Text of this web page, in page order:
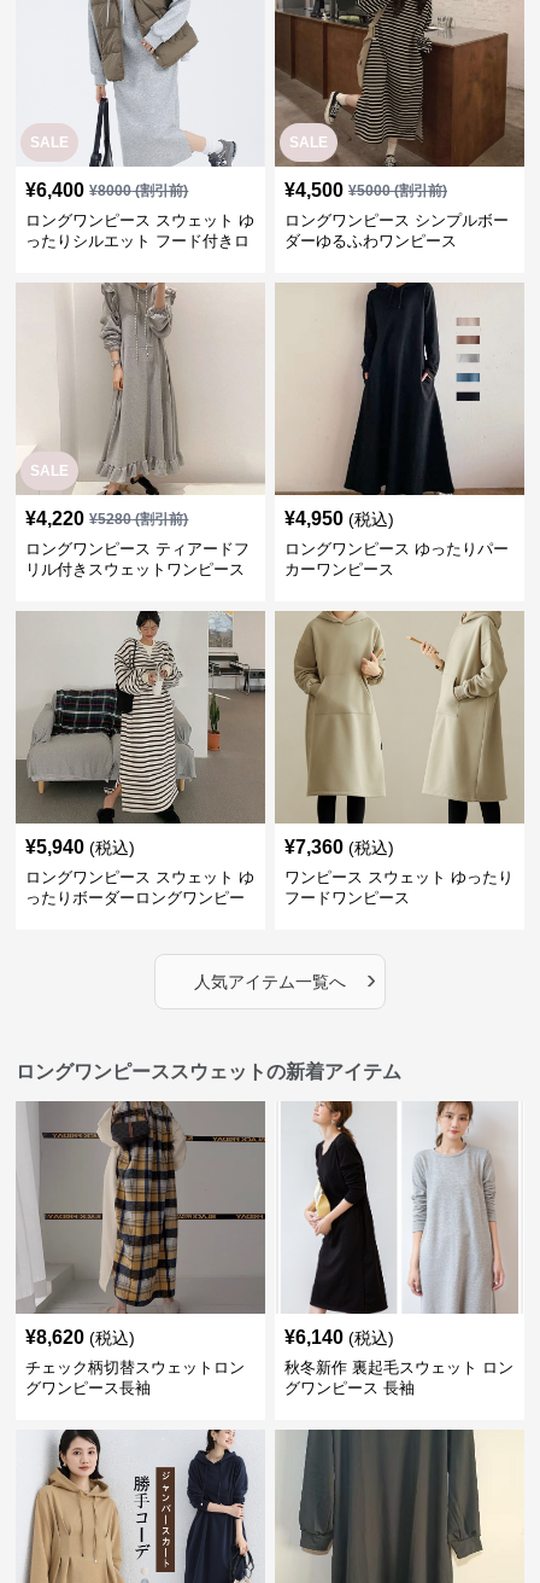
SALE
¥6,400 ¥8000(割引前)
ロングワンピース スウェット ゆ
ったりシルエット フード付きロ
SALE
¥4,500 ¥5000(割引前)
ロングワンピース シンプルボー
ダーゆるふわワンピース
SALE
¥4,220 ¥5280(割引前)
ロングワンピース ティアードフ
リル付きスウェットワンピース
¥4,950 (税込)
ロングワンピース ゆったりパー
カーワンピース
¥5,940 (税込)
ロングワンピース スウェット ゆ
ったりボーダーロングワンピー
¥7,360 (税込)
ワンピース スウェット ゆったり
フードワンピース
人気アイテム一覧へ ›
ロングワンピーススウェットの新着アイテム
¥8,620 (税込)
チェック柄切替スウェットロン
グワンピース長袖
¥6,140 (税込)
秋冬新作 裏起毛スウェット ロン
グワンピース 長袖